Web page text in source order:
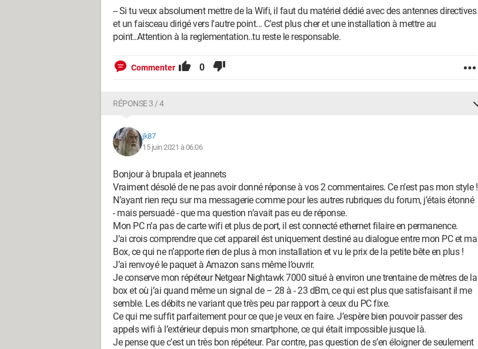
-- Si tu veux absolument mettre de la Wifi, il faut du matériel dédié avec des antennes directives
et un faisceau dirigé vers l'autre point... C'est plus cher et une installation à mettre au
point..Attention à la reglementation..tu reste le responsable.
Commenter 0
RÉPONSE 3 / 4
jk87
15 juin 2021 à 06:06
Bonjour à brupala et jeannets
Vraiment désolé de ne pas avoir donné réponse à vos 2 commentaires. Ce n’est pas mon style !
N’ayant rien reçu sur ma messagerie comme pour les autres rubriques du forum, j’étais étonné
- mais persuadé - que ma question n’avait pas eu de réponse.
Mon PC n’a pas de carte wifi et plus de port, il est connecté ethernet filaire en permanence.
J’ai crois comprendre que cet appareil ést uniquement destiné au dialogue entre mon PC et ma
Box, ce qui ne n’apporte rien de plus à mon installation et vu le prix de la petite bête en plus !
J’ai renvoyé le paquet à Amazon sans même l’ouvrir.
Je conserve mon répéteur Netgear Nightawk 7000 situé à environ une trentaine de mètres de la
box et où j’ai quand même un signal de – 28 à - 23 dBm, ce qui est plus que satisfaisant il me
semble. Les débits ne variant que très peu par rapport à ceux du PC fixe.
Ce qui me suffit parfaitement pour ce que je veux en faire. J’espère bien pouvoir passer des
appels wifi à l’extérieur depuis mon smartphone, ce qui était impossible jusque là.
Je pense que c’est un très bon répéteur. Par contre, pas question de s’en éloigner de seulement